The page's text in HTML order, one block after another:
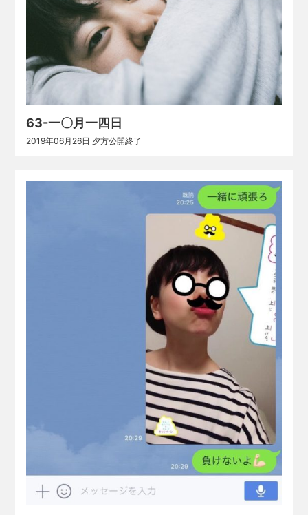
63-一〇月一四日
2019年06月26日 夕方公開終了